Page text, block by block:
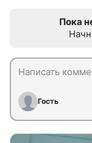
Пока
Гость